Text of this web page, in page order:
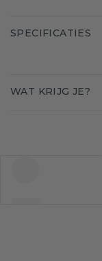
SPECIFICATIES
WAT KRIJG JE?